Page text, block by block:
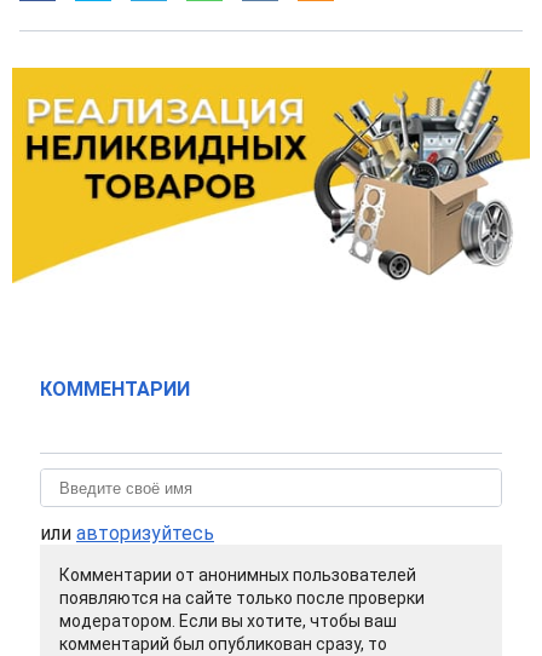
КОММЕНТАРИИ
или авторизуйтесь
Комментарии от анонимных пользователей
появляются на сайте только после проверки
модератором. Если вы хотите, чтобы ваш
комментарий был опубликован сразу, то